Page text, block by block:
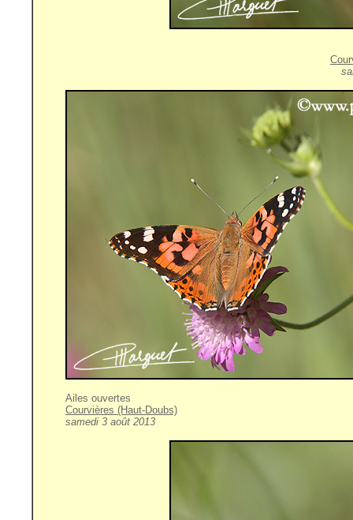
Ailes ouvertes
Courvières (Haut-Doubs)
samedi 3 août 2013